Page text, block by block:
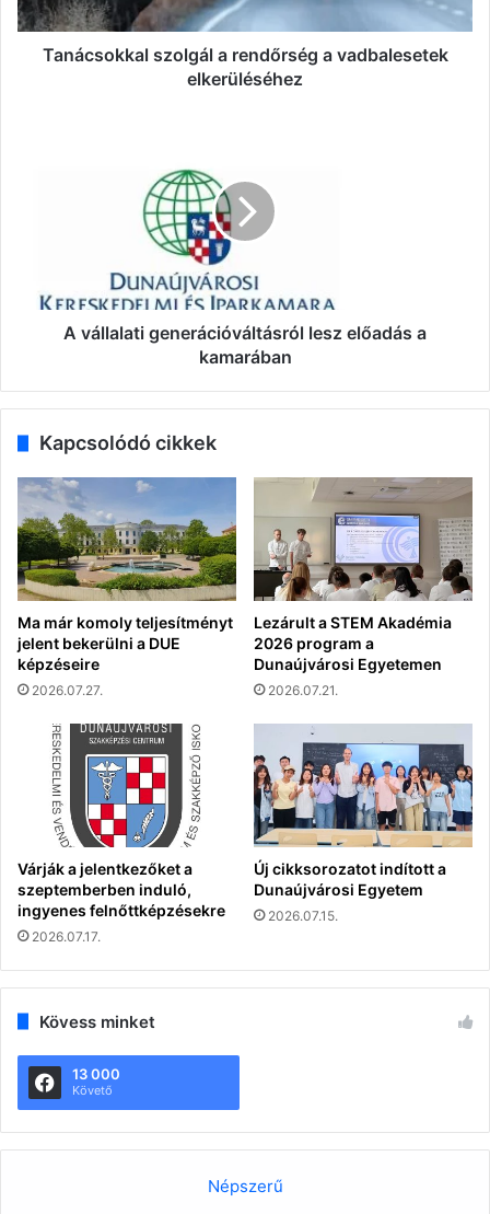
Tanácsokkal szolgál a rendőrség a vadbalesetek
elkerüléséhez
A vállalati generációváltásról lesz előadás a
kamarában
Kapcsolódó cikkek
Ma már komoly teljesítményt
jelent bekerülni a DUE
képzéseire
2026.07.27.
Lezárult a STEM Akadémia
2026 program a
Dunaújvárosi Egyetemen
2026.07.21.
Várják a jelentkezőket a
szeptemberben induló,
ingyenes felnőttképzésekre
2026.07.17.
Új cikksorozatot indított a
Dunaújvárosi Egyetem
2026.07.15.
Kövess minket
13 000
Követő
Népszerű